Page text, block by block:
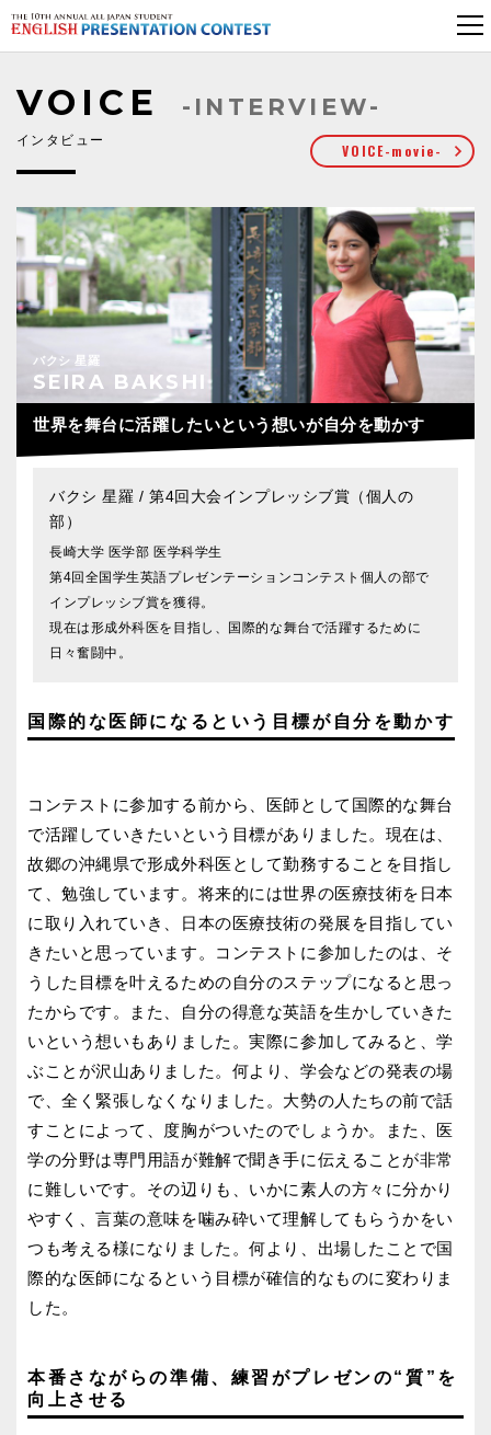
VOICE -INTERVIEW-
インタビュー
VOICE-movie-
バクシ 星羅
SEIRA BAKSHI
世界を舞台に活躍したいという想いが自分を動かす
バクシ 星羅 / 第4回大会インプレッシブ賞（個人の
部）
長崎大学 医学部 医学科学生
第4回全国学生英語プレゼンテーションコンテスト個人の部で
インプレッシブ賞を獲得。
現在は形成外科医を目指し、国際的な舞台で活躍するために
日々奮闘中。
国際的な医師になるという目標が自分を動かす
コンテストに参加する前から、医師として国際的な舞台
で活躍していきたいという目標がありました。現在は、
故郷の沖縄県で形成外科医として勤務することを目指し
て、勉強しています。将来的には世界の医療技術を日本
に取り入れていき、日本の医療技術の発展を目指してい
きたいと思っています。コンテストに参加したのは、そ
うした目標を叶えるための自分のステップになると思っ
たからです。また、自分の得意な英語を生かしていきた
いという想いもありました。実際に参加してみると、学
ぶことが沢山ありました。何より、学会などの発表の場
で、全く緊張しなくなりました。大勢の人たちの前で話
すことによって、度胸がついたのでしょうか。また、医
学の分野は専門用語が難解で聞き手に伝えることが非常
に難しいです。その辺りも、いかに素人の方々に分かり
やすく、言葉の意味を噛み砕いて理解してもらうかをい
つも考える様になりました。何より、出場したことで国
際的な医師になるという目標が確信的なものに変わりま
した。
本番さながらの準備、練習がプレゼンの“質”を
向上させる